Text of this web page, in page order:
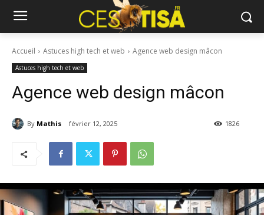
Accueil Astuces high tech et web Agence web design mâcon
Astuces high tech et web
Agence web design mâcon
By Mathis février 12, 2025 1826